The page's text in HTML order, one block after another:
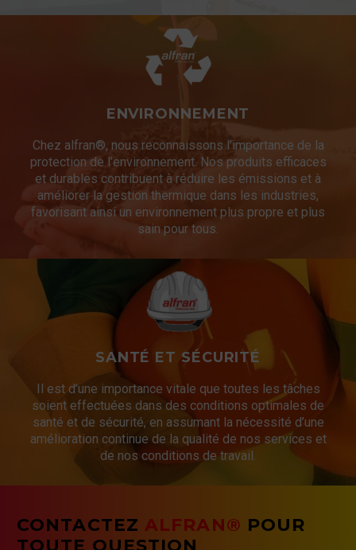
ENVIRONNEMENT
Chez alfran®, nous reconnaissons l’importance de la
protection de l’environnement. Nos produits efficaces
et durables contribuent à réduire les émissions et à
améliorer la gestion thermique dans les industries,
favorisant ainsi un environnement plus propre et plus
sain pour tous.
SANTÉ ET SÉCURITÉ
Il est d’une importance vitale que toutes les tâches
soient effectuées dans des conditions optimales de
santé et de sécurité, en assumant la nécessité d’une
amélioration continue de la qualité de nos services et
de nos conditions de travail.
CONTACTEZALFRAN® POUR